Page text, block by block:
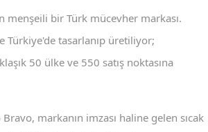
menşeili bir Türk mücevher markası.
Türkiye'de tasarlanıp üretiliyor;
50 ülke ve 550 satış noktasına
markanın imzası haline gelen sıcak